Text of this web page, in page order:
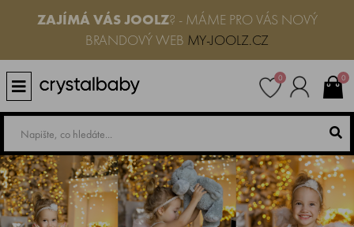
ZAJÍMÁ VÁS JOOLZ? - MÁME PRO VÁS NOVÝ
BRANDOVÝ WEB MY-JOOLZ.CZ
0 0